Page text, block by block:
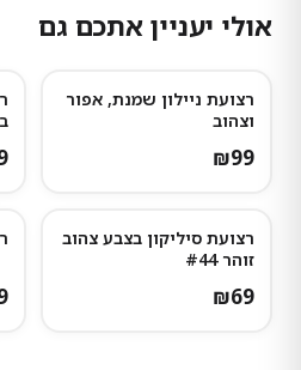
אולי יעניין אתכם גם
רצועת ניילון שמנת, אפור
וצהוב
₪99
רצועת סיליקון בצבע צהוב
זוהר #44
₪69